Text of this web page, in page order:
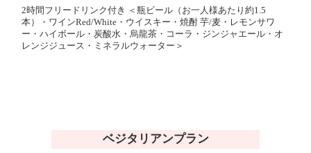
2時間フリードリンク付き ＜瓶ビール（お一人様あたり約1.5
本）・ワインRed/White・ウイスキー・焼酎 芋/麦・レモンサワ
ー・ハイボール・炭酸水・烏龍茶・コーラ・ジンジャエール・オ
レンジジュース・ミネラルウォーター＞
ベジタリアンプラン